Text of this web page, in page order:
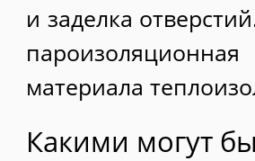
и заделка
материала
Какими могут